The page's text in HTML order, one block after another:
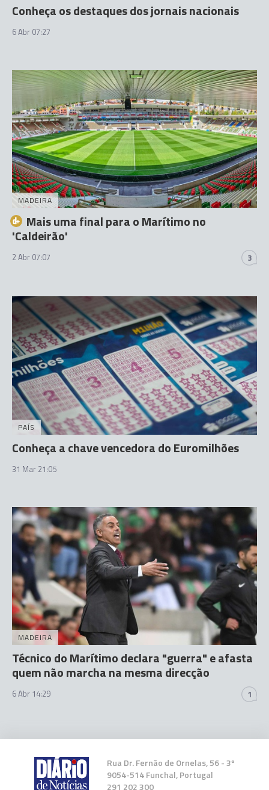
Conheça os destaques dos jornais nacionais
6 Abr 07:27
MADEIRA
Mais uma final para o Marítimo no
'Caldeirão'
2 Abr 07:07 3
PAÍS
Conheça a chave vencedora do Euromilhões
31 Mar 21:05
MADEIRA
Técnico do Marítimo declara "guerra" e afasta
quem não marcha na mesma direcção
6 Abr 14:29 1
Rua Dr. Fernão de Ornelas, 56 - 3º
9054-514 Funchal, Portugal
291 202 300